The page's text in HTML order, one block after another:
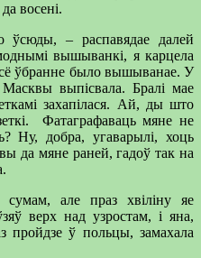
восені.
– распавядае далей
вышыванкі, я карцела
ўбранне было вышыванае. У
выпісвала. Бралі мае
захапілася. Ай, ды што
Фатаграфаваць мяне не
Ну, добра, угаварылі, хоць
да мяне раней, гадоў так на
сумам, але праз хвіліну яе
верх над узростам, і яна,
пройдзе ў польцы, замахала